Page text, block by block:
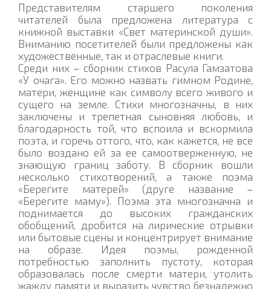
Представителям старшего поколения
читателей была предложена литература с
книжной выставки «Свет материнской души».
Вниманию посетителей были предложены как
художественные, так и отраслевые книги.
Среди них – сборник стихов Расула Гамзатова
«У очага». Его можно назвать гимном Родине,
матери, женщине как символу всего живого и
сущего на земле. Стихи многозначны, в них
заключены и трепетная сыновняя любовь, и
благодарность той, что вспоила и вскормила
поэта, и горечь оттого, что, как кажется, не все
было воздано ей за ее самоотверженную, не
знающую границ заботу. В сборник вошли
несколько стихотворений, а также поэма
«Берегите матерей» (друге название –
«Берегите маму»). Поэма эта многозначна и
поднимается до высоких гражданских
обобщений, дробится на лирические отрывки
или бытовые сцены и концентрирует внимание
на образе. Идея поэмы, рожденной
потребностью заполнить пустоту, которая
образовалась после смерти матери, утолить
жажду памяти и выразить чувство безнадежно